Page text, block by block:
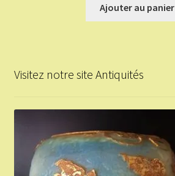
Ajouter au panier
Visitez notre site Antiquités